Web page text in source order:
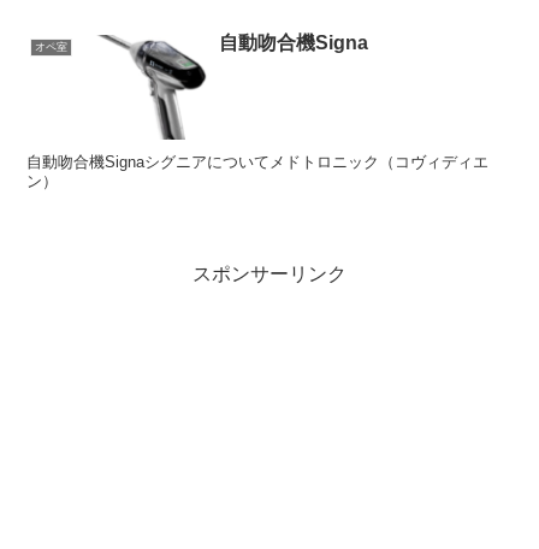
オペ室 自動吻合機Signa
自動吻合機Signaシグニアについてメドトロニック（コヴィディエ
ン）
スポンサーリンク